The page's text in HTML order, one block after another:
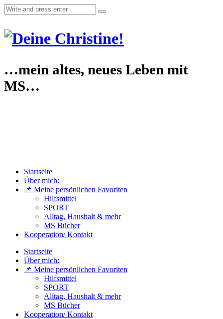
…mein altes, neues Leben mit
MS…
Startseite
Über mich:
📌 Meine persönlichen Favoriten
Hilfsmittel
SPORT
Alltag, Haushalt & mehr
MS Bücher
Kooperation/ Kontakt
Startseite
Über mich:
📌 Meine persönlichen Favoriten
Hilfsmittel
SPORT
Alltag, Haushalt & mehr
MS Bücher
Kooperation/ Kontakt